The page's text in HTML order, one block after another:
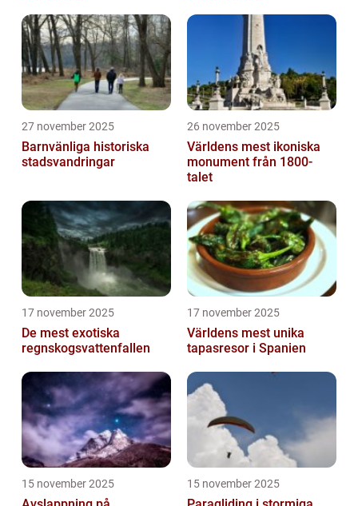
27 november 2025
Barnvänliga historiska
stadsvandringar
26 november 2025
Världens mest ikoniska
monument från 1800-
talet
17 november 2025
De mest exotiska
regnskogsvattenfallen
17 november 2025
Världens mest unika
tapasresor i Spanien
15 november 2025 15 november 2025